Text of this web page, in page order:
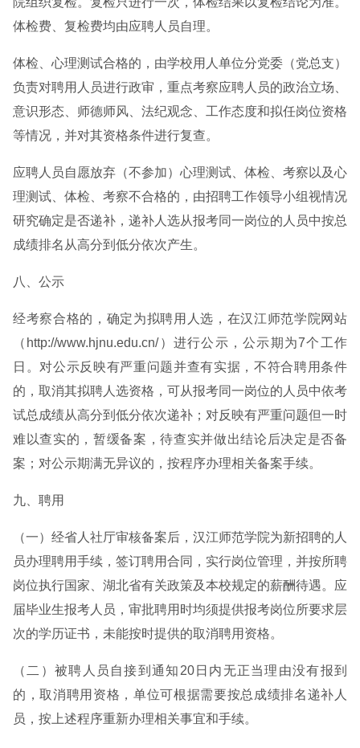
体检费、复检费均由应聘人员自理。
体检、心理测试合格的，由学校用人单位分党委（党总支）
负责对聘用人员进行政审，重点考察应聘人员的政治立场、
意识形态、师德师风、法纪观念、工作态度和拟任岗位资格
等情况，并对其资格条件进行复查。
应聘人员自愿放弃（不参加）心理测试、体检、考察以及心
理测试、体检、考察不合格的，由招聘工作领导小组视情况
研究确定是否递补，递补人选从报考同一岗位的人员中按总
成绩排名从高分到低分依次产生。
八、公示
经考察合格的，确定为拟聘用人选，在汉江师范学院网站
（http://www.hjnu.edu.cn/）进行公示，公示期为7个工作
日。对公示反映有严重问题并查有实据，不符合聘用条件
的，取消其拟聘人选资格，可从报考同一岗位的人员中依考
试总成绩从高分到低分依次递补；对反映有严重问题但一时
难以查实的，暂缓备案，待查实并做出结论后决定是否备
案；对公示期满无异议的，按程序办理相关备案手续。
九、聘用
（一）经省人社厅审核备案后，汉江师范学院为新招聘的人
员办理聘用手续，签订聘用合同，实行岗位管理，并按所聘
岗位执行国家、湖北省有关政策及本校规定的薪酬待遇。应
届毕业生报考人员，审批聘用时均须提供报考岗位所要求层
次的学历证书，未能按时提供的取消聘用资格。
（二）被聘人员自接到通知20日内无正当理由没有报到
的，取消聘用资格，单位可根据需要按总成绩排名递补人
员，按上述程序重新办理相关事宜和手续。